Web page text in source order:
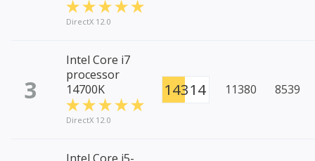
DirectX 12.0
3
Intel Core i7
processor
14700K
DirectX 12.0
14314 11380 8539